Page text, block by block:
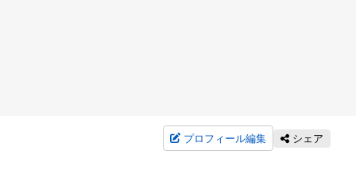
プロフィール編集 シェア